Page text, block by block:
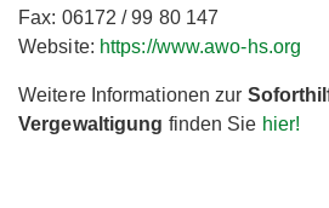
Fax: 06172 / 99 80 147
Website: https://www.awo-hs.org
Weitere Informationen zur
Vergewaltigung finden Sie hier!